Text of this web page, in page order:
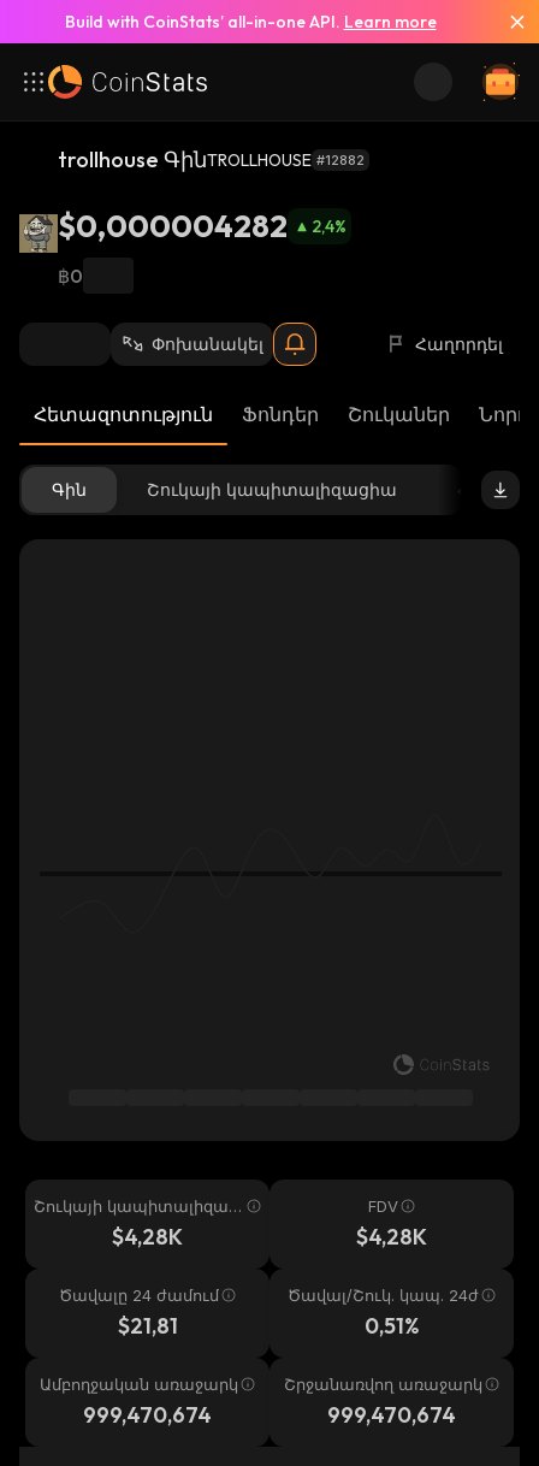
Build with CoinStats’ all-in-one API. Learn more
trollhouse ԳինTROLLHOUSE #12882
$0,000004282 2,4%
฿0
Փոխանակել Հաղորդել
Հետազոտություն Ֆոնդեր Շուկաներ
Գին Շուկայի կապիտալիզացիա
Շուկայի կապիտալիզաց
$4,28K
FDV
$4,28K
Ծավալը 24 ժամում
$21,81
Ծավալ/Շուկ. կապ. 24ժ
0,51%
Ամբողջական առաջարկ
999,470,674
Շրջանառվող առաջարկ
999,470,674